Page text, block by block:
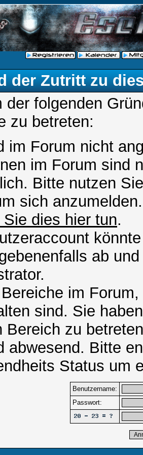
der Zutritt zu
der folgenden
zu betreten:
im Forum nicht
im Forum sind
Bitte nutzen
sich
Sie dies hier tun.
ab
im
sind. Sie
Bereich zu
abwesend. Bitte
Status um
Benutzername:
Passwort: